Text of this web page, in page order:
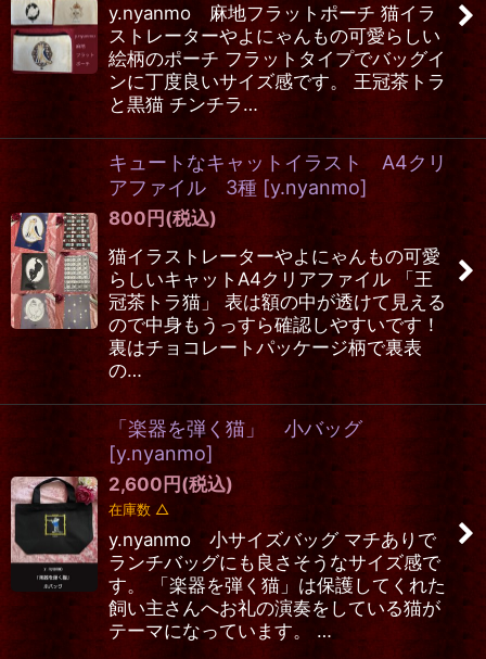
y.nyanmo 麻地フラットポーチ 猫イラ
ストレーターやよにゃんもの可愛らしい
絵柄のポーチ フラットタイプでバッグイ
ンに丁度良いサイズ感です。 王冠茶トラ
と黒猫 チンチラ…
キュートなキャットイラスト A4クリ
アファイル 3種 [y.nyanmo]
800円(税込)
猫イラストレーターやよにゃんもの可愛
らしいキャットA4クリアファイル 「王
冠茶トラ猫」 表は額の中が透けて見える
ので中身もうっすら確認しやすいです！
裏はチョコレートパッケージ柄で裏表
の…
「楽器を弾く猫」 小バッグ
[y.nyanmo]
2,600円(税込)
在庫数 △
y.nyanmo 小サイズバッグ マチありで
ランチバッグにも良さそうなサイズ感で
す。 「楽器を弾く猫」は保護してくれた
飼い主さんへお礼の演奏をしている猫が
テーマになっています。 …